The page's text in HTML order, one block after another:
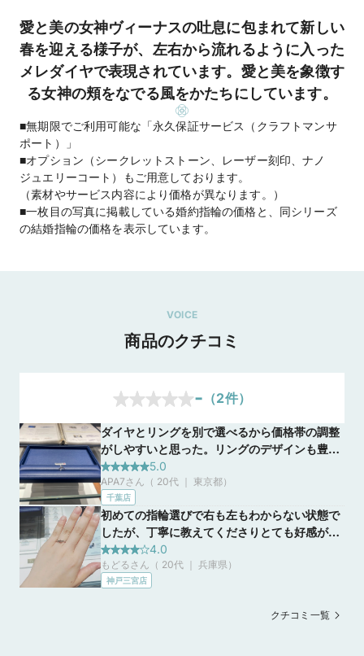
愛と美の女神ヴィーナスの吐息に包まれて新しい
春を迎える様子が、左右から流れるように入った
メレダイヤで表現されています。愛と美を象徴す
る女神の頬をなでる風をかたちにしています。
■無期限でご利用可能な「永久保証サービス（クラフトマンサ
ポート）」
■オプション（シークレットストーン、レーザー刻印、ナノ
ジュエリーコート）もご用意しております。
（素材やサービス内容により価格が異なります。）
■一枚目の写真に掲載している婚約指輪の価格と、同シリーズ
の結婚指輪の価格を表示しています。
VOICE
商品のクチコミ
- （2件）
ダイヤとリングを別で選べるから価格帯の調整
がしやすいと思った。リングのデザインも豊富
で店員さんが違いを詳しく教えてくれる。スト
レートからVやウェーブまでよくよく見るとリ
ングの特性ひとつで印象がだいぶ変わるという
のがよくわかる。日本ブランドなところもあっ
てか、リングのデザインも可愛いものが多く、
サイドのダイヤの有無などから幅広く選ぶこと
が出来る。ダイヤモンドも選べるが、希望の価
格帯で3つほど案内がある。あとはカラットや
わせていくスタイルで、リングとダイヤの合計
5.0
APA7さん（ 20代 ｜ 東京都）
千葉店
初めての指輪選びで右も左もわからない状態で
したが、丁寧に教えてくださりとても好感が持
てました。もう一件来店する予定だとお伝えす
ると即決しなくてもかまわない、もしこちらが
よければまた戻ってきてくださいねと仰ってい
4.0
もどるさん（ 20代 ｜ 兵庫県）
神戸三宮店
クチコミ一覧